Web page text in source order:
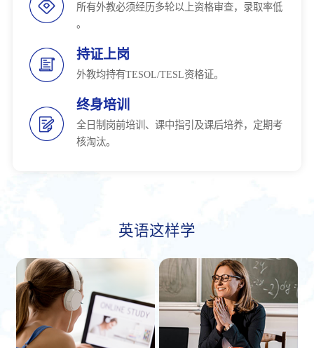
所有外教必须经历多轮以上资格审查，录取率低
。
持证上岗
外教均持有TESOL/TESL资格证。
终身培训
全日制岗前培训、课中指引及课后培养，定期考
核淘汰。
英语这样学